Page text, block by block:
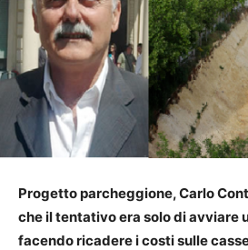
Progetto parcheggione, Carlo
che il tentativo era solo di avviare
facendo ricadere i costi sulle